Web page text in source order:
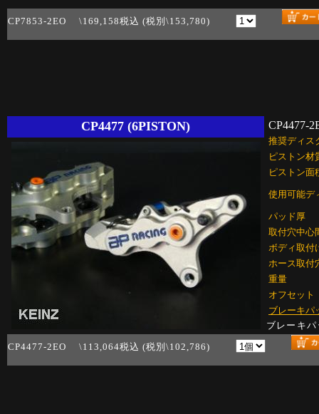
CP7853-2EO \169,158税込 (税別\153,780)
CP4477 (6PISTON) CP4477-
推奨ディス
ピストン材
ピストン面
使用可能デ
パッド厚
取付穴中心
ボディ取付
ホース取付
重量
オフセット
ブレーキパ
ブレーキ
CP4477-2EO \113,064税込 (税別\102,786)